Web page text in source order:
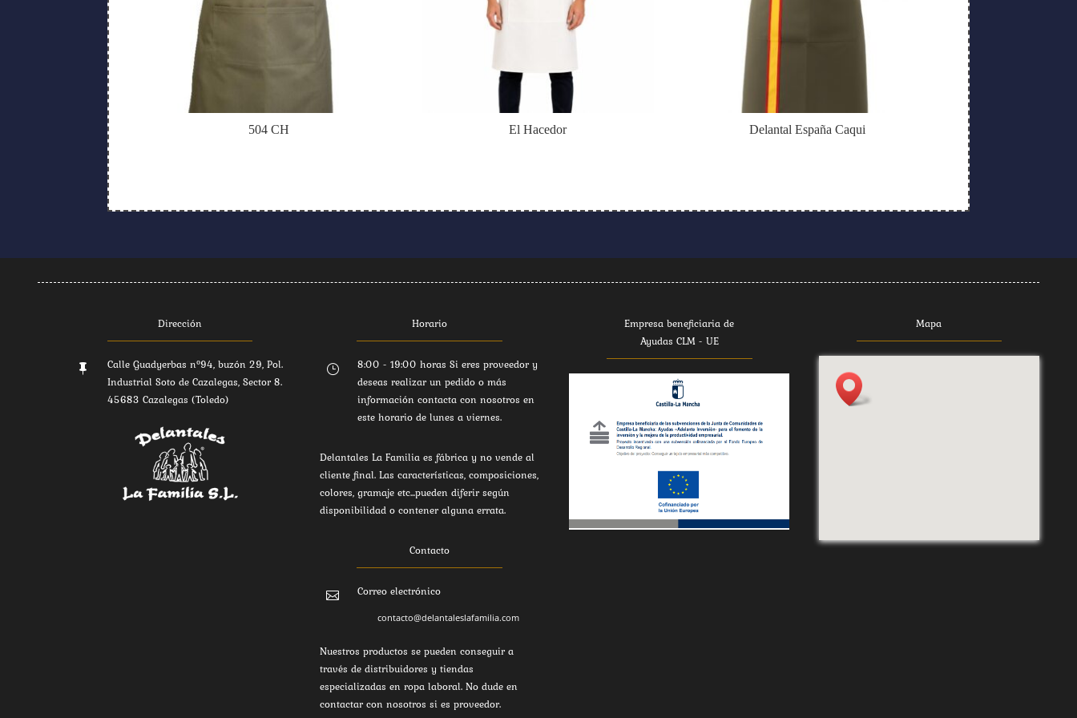
504 CH El Hacedor Delantal España Caqui
Dirección

Calle Guadyerbas nº94, buzón 29, Pol.
Industrial Soto de Cazalegas, Sector 8.
45683 Cazalegas (Toledo)
Horario
}
8:00 - 19:00 horas Si eres proveedor y
deseas realizar un pedido o más
información contacta con nosotros en
este horario de lunes a viernes.
Delantales La Familia es fábrica y no vende al
cliente final. Las características, composiciones,
colores, gramaje etc...pueden diferir según
disponibilidad o contener alguna errata.
Contacto
 Correo electrónico
contacto@delantaleslafamilia.com
Nuestros productos se pueden conseguir a
través de distribuidores y tiendas
especializadas en ropa laboral. No dude en
contactar con nosotros si es proveedor.
Empresa beneficiaria de
Ayudas CLM - UE
Mapa